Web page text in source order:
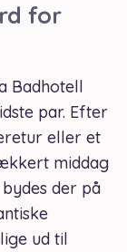
for
Badhotell
par. Efter
eller et
middag
der på
ud til